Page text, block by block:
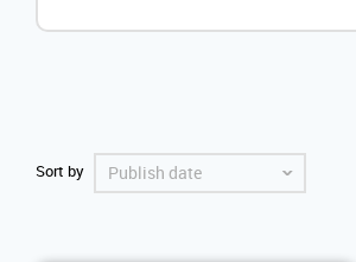
Sort by Publish date ˇ